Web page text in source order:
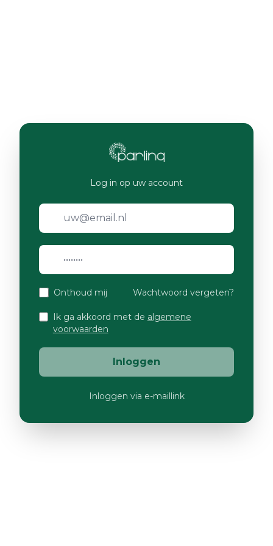
Log in op uw account
Onthoud mij Wachtwoord vergeten?
Ik ga akkoord met de algemene
voorwaarden
Inloggen
Inloggen via e-maillink